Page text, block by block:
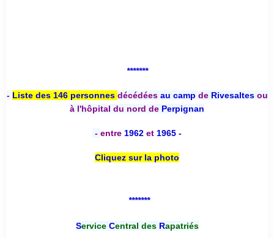
*******
- Liste des 146 personnes décédées au camp deRivesaltesou
à l'hôpital du nord de Perpignan
- entre 1962 et 1965 -
Cliquez sur la photo
*******
Service Central desRapatriés